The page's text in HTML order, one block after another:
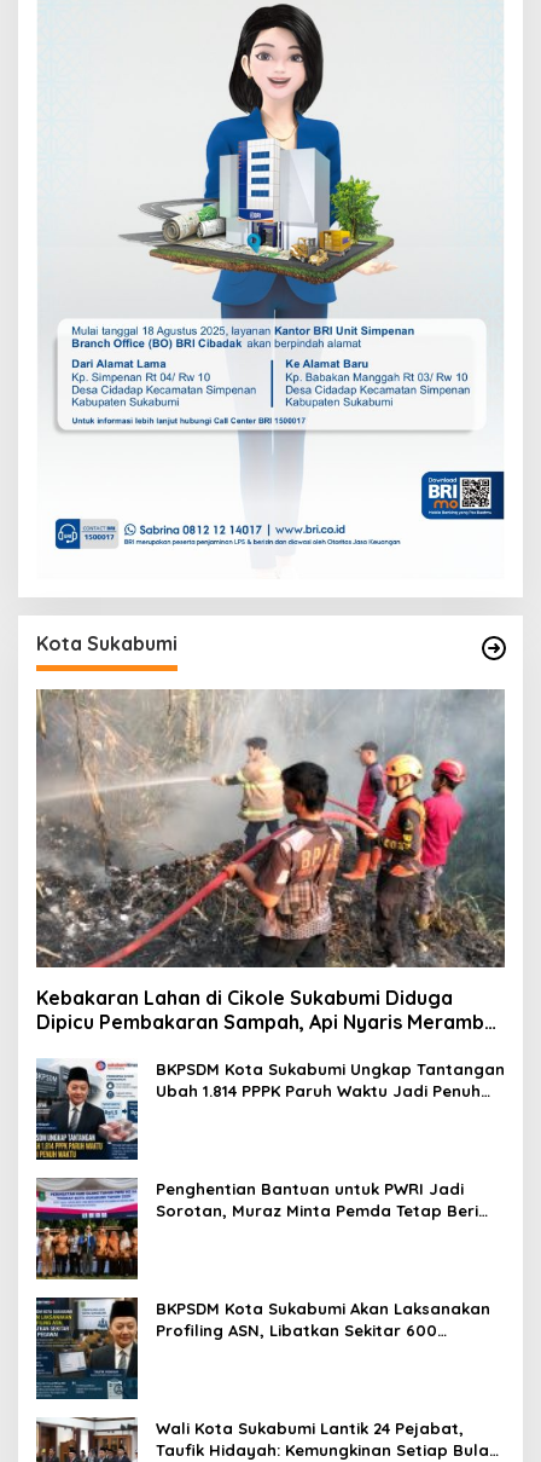
Kota Sukabumi
Kebakaran Lahan di Cikole Sukabumi Diduga
Dipicu Pembakaran Sampah, Api Nyaris Merambat
BKPSDM Kota Sukabumi Ungkap Tantangan
Ubah 1.814 PPPK Paruh Waktu Jadi Penuh
Penghentian Bantuan untuk PWRI Jadi
Sorotan, Muraz Minta Pemda Tetap Beri
BKPSDM Kota Sukabumi Akan Laksanakan
Profiling ASN, Libatkan Sekitar 600
Wali Kota Sukabumi Lantik 24 Pejabat,
Taufik Hidayah: Kemungkinan Setiap Bulan